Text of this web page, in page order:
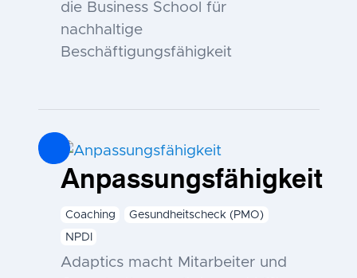
die Business School für
nachhaltige
Beschäftigungsfähigkeit
Anpassungsfähigkeit
Coaching
Gesundheitscheck (PMO)
NPDI
Adaptics macht Mitarbeiter und